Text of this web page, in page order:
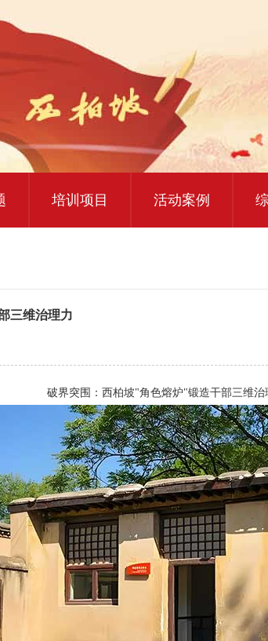
培训项目
大思政课实践研修
红色教育研学课程
活动案例
三维治理力
破界突围：西柏坡"角色熔炉"锻造干部三维治